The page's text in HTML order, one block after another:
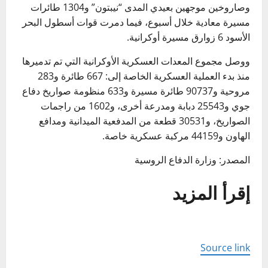
وصاروخين موجهين بعيدي المدى “نيبتون” و1304 طائرات
مسيرة معادية خلال أسبوع، فيما دمرت قوات أسطول البحر
الأسود 6 زوارق مسيرة أوكرانية.
ووصل مجموع المعدات العسكرية الأوكرانية التي تم تدميرها
منذ بدء العملية العسكرية الخاصة إلى: 667 طائرة و283
مروحية و90737 طائرة مسيرة و633 منظومة صواريخ دفاع
جوي و25543 دبابة ومدرعة أخرى، و1602 من راجمات
الصواريخ، و30531 قطعة من المدفعية الميدانية ومدافع
الهاون و44159 مركبة عسكرية خاصة.
المصدر: وزارة الدفاع الروسية
إقرأ المزيد
Source link